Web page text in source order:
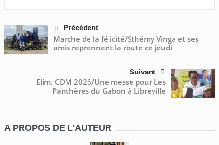
Précédent
Marche de la félicité/Sthémy Vinga et ses
amis reprennent la route ce jeudi
Suivant
Elim. CDM 2026/Une messe pour Les
Panthères du Gabon à Libreville
A PROPOS DE L'AUTEUR